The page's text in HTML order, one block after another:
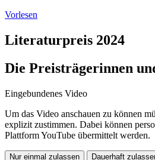
Vorlesen
Literaturpreis 2024
Die Preisträgerinnen
Eingebundenes Video
Um das Video anschauen zu können
explizit zustimmen. Dabei können
Plattform YouTube übermittelt werden.
Nur einmal zulassen Dauerhaft